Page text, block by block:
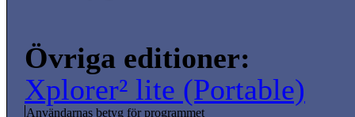
Övriga editioner:
Xplorer² lite (Portable)
Användarnas betyg för programmet